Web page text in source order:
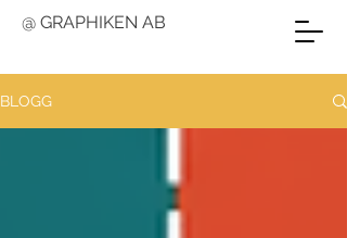
@ GRAPHIKEN AB
BLOGG